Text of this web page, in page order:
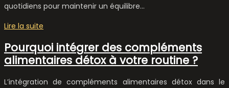
quotidiens pour maintenir un équilibre…
Lire la suite
Pourquoi intégrer des compléments
alimentaires détox à votre routine ?
L’intégration de compléments alimentaires détox dans le